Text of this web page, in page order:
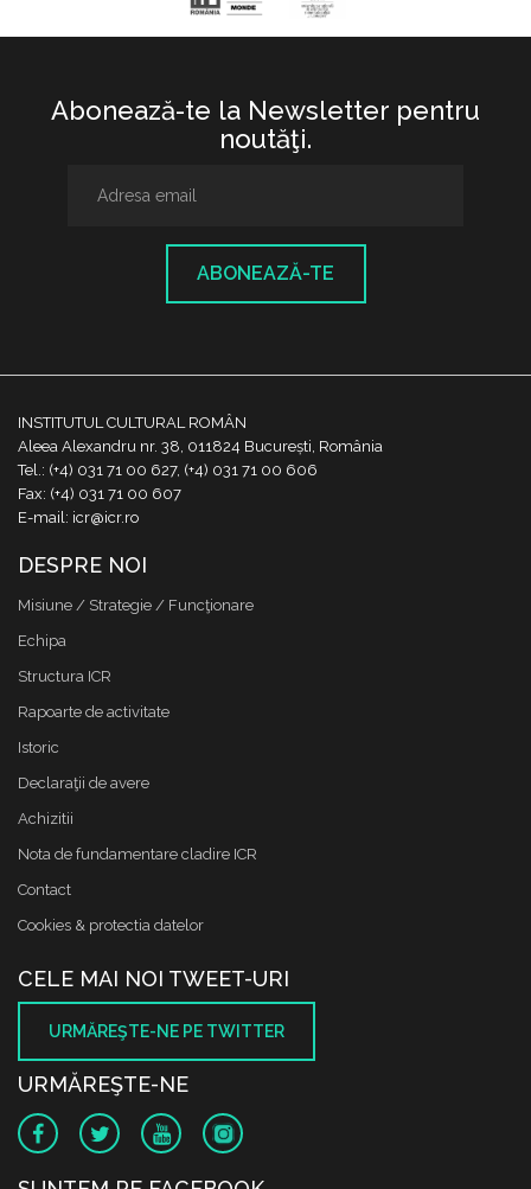
Abonează-te la Newsletter pentru
noutăţi.
ABONEAZĂ-TE
INSTITUTUL CULTURAL ROMÂN
Aleea Alexandru nr. 38, 011824 București, România
Tel.: (+4) 031 71 00 627, (+4) 031 71 00 606
Fax: (+4) 031 71 00 607
E-mail: icr@icr.ro
DESPRE NOI
Misiune / Strategie / Funcţionare
Echipa
Structura ICR
Rapoarte de activitate
Istoric
Declaraţii de avere
Achizitii
Nota de fundamentare cladire ICR
Contact
Cookies & protectia datelor
CELE MAI NOI TWEET-URI
URMĂREŞTE-NE PE TWITTER
URMĂREŞTE-NE